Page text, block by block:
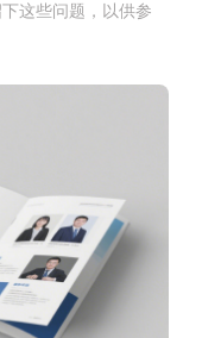
这些问题，以供参